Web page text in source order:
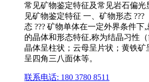
常见矿物鉴定特征及常见岩石偏光
见矿物鉴定特征 一、矿物形态
态 ??? 矿物单体在一定外界条件下
的晶体和形态特征,称为结晶习性
晶体呈柱状；云母呈片状；黄铁矿
呈四角三八面体等。
联系电话: 180 3780 8511